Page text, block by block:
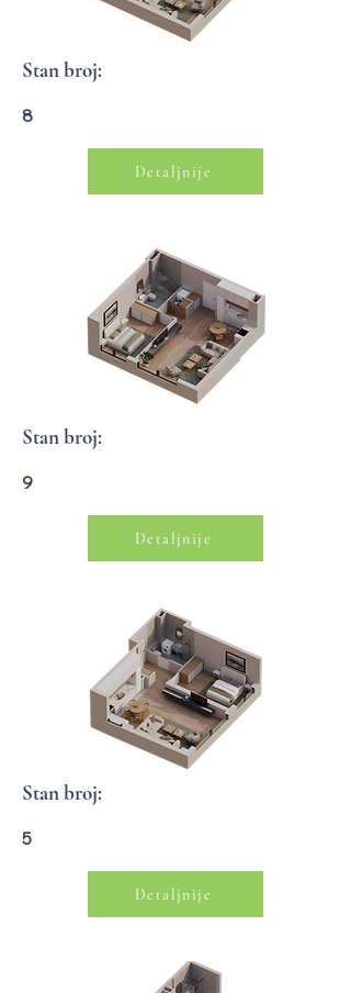
Stan broj:
8
Detaljnije
Stan broj:
9
Detaljnije
Stan broj:
5
Detaljnije